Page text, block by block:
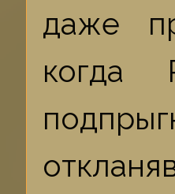
даже
когда